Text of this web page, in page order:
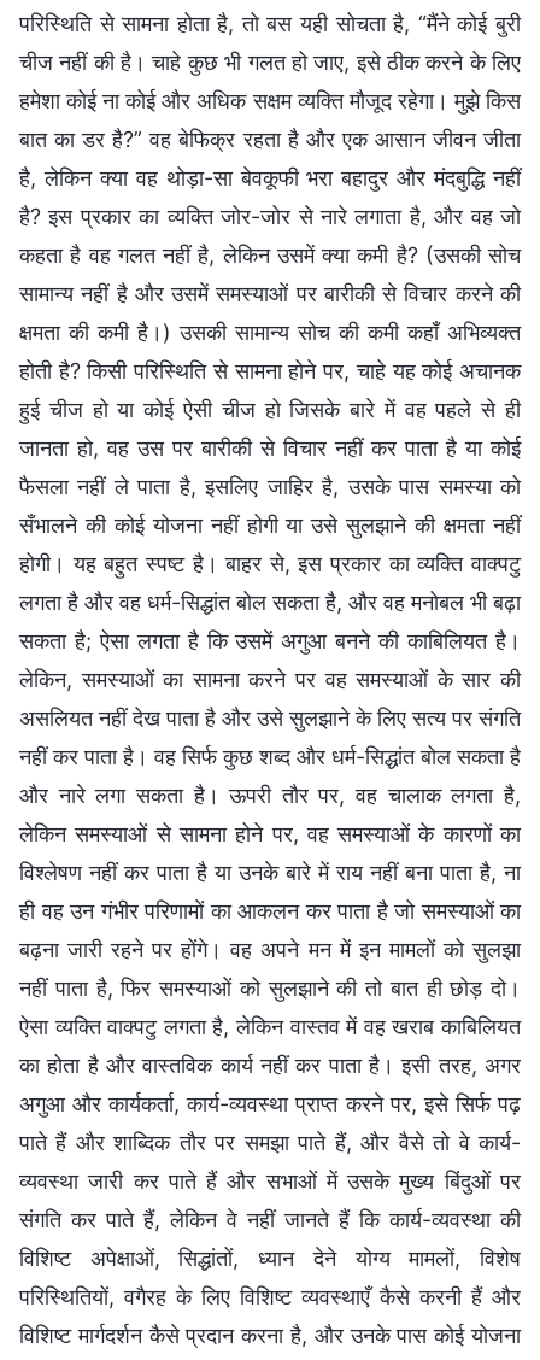
परिस्थिति से सामना होता है, तो बस यही सोचता है, “मैंने कोई बुरी
चीज नहीं की है। चाहे कुछ भी गलत हो जाए, इसे ठीक करने के लिए
हमेशा कोई ना कोई और अधिक सक्षम व्यक्ति मौजूद रहेगा। मुझे किस
बात का डर है?” वह बेफिक्र रहता है और एक आसान जीवन जीता
है, लेकिन क्या वह थोड़ा-सा बेवकूफी भरा बहादुर और मंदबुद्धि नहीं
है? इस प्रकार का व्यक्ति जोर-जोर से नारे लगाता है, और वह जो
कहता है वह गलत नहीं है, लेकिन उसमें क्या कमी है? (उसकी सोच
सामान्य नहीं है और उसमें समस्याओं पर बारीकी से विचार करने की
क्षमता की कमी है।) उसकी सामान्य सोच की कमी कहाँ अभिव्यक्त
होती है? किसी परिस्थिति से सामना होने पर, चाहे यह कोई अचानक
हुई चीज हो या कोई ऐसी चीज हो जिसके बारे में वह पहले से ही
जानता हो, वह उस पर बारीकी से विचार नहीं कर पाता है या कोई
फैसला नहीं ले पाता है, इसलिए जाहिर है, उसके पास समस्या को
सँभालने की कोई योजना नहीं होगी या उसे सुलझाने की क्षमता नहीं
होगी। यह बहुत स्पष्ट है। बाहर से, इस प्रकार का व्यक्ति वाक्पटु
लगता है और वह धर्म-सिद्धांत बोल सकता है, और वह मनोबल भी बढ़ा
सकता है; ऐसा लगता है कि उसमें अगुआ बनने की काबिलियत है।
लेकिन, समस्याओं का सामना करने पर वह समस्याओं के सार की
असलियत नहीं देख पाता है और उसे सुलझाने के लिए सत्य पर संगति
नहीं कर पाता है। वह सिर्फ कुछ शब्द और धर्म-सिद्धांत बोल सकता है
और नारे लगा सकता है। ऊपरी तौर पर, वह चालाक लगता है,
लेकिन समस्याओं से सामना होने पर, वह समस्याओं के कारणों का
विश्लेषण नहीं कर पाता है या उनके बारे में राय नहीं बना पाता है, ना
ही वह उन गंभीर परिणामों का आकलन कर पाता है जो समस्याओं का
बढ़ना जारी रहने पर होंगे। वह अपने मन में इन मामलों को सुलझा
नहीं पाता है, फिर समस्याओं को सुलझाने की तो बात ही छोड़ दो।
ऐसा व्यक्ति वाक्पटु लगता है, लेकिन वास्तव में वह खराब काबिलियत
का होता है और वास्तविक कार्य नहीं कर पाता है। इसी तरह, अगर
अगुआ और कार्यकर्ता, कार्य-व्यवस्था प्राप्त करने पर, इसे सिर्फ पढ़
पाते हैं और शाब्दिक तौर पर समझा पाते हैं, और वैसे तो वे कार्य-
व्यवस्था जारी कर पाते हैं और सभाओं में उसके मुख्य बिंदुओं पर
संगति कर पाते हैं, लेकिन वे नहीं जानते हैं कि कार्य-व्यवस्था की
विशिष्ट अपेक्षाओं, सिद्धांतों, ध्यान देने योग्य मामलों, विशेष
परिस्थितियों, वगैरह के लिए विशिष्ट व्यवस्थाएँ कैसे करनी हैं और
विशिष्ट मार्गदर्शन कैसे प्रदान करना है, और उनके पास कोई योजना